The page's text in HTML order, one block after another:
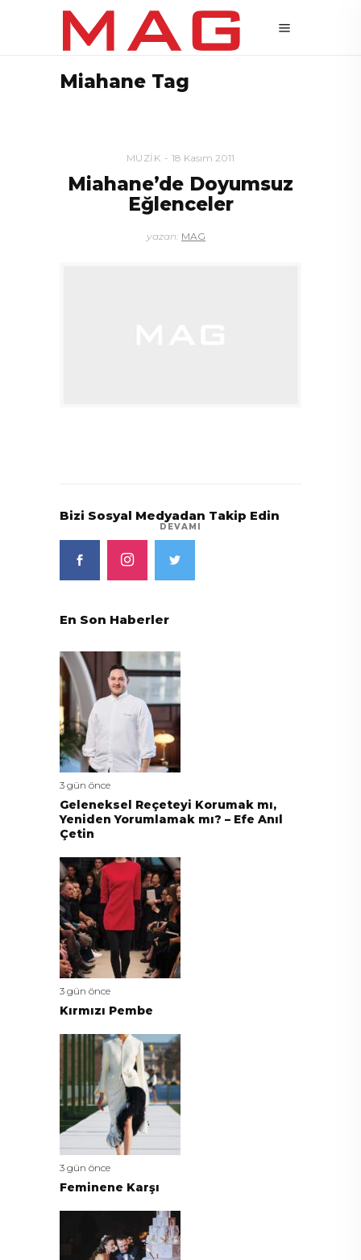
Miahane Tag
MÜZIK 18 Kasım 2011
Miahane’de Doyumsuz
Eğlenceler
yazan: MAG
DEVAMI
Bizi Sosyal Medyadan Takip Edin
En Son Haberler
3 gün önce
Geleneksel Reçeteyi Korumak mı,
Yeniden Yorumlamak mı? – Efe Anıl
Çetin
3 gün önce
Kırmızı Pembe
3 gün önce
Feminene Karşı